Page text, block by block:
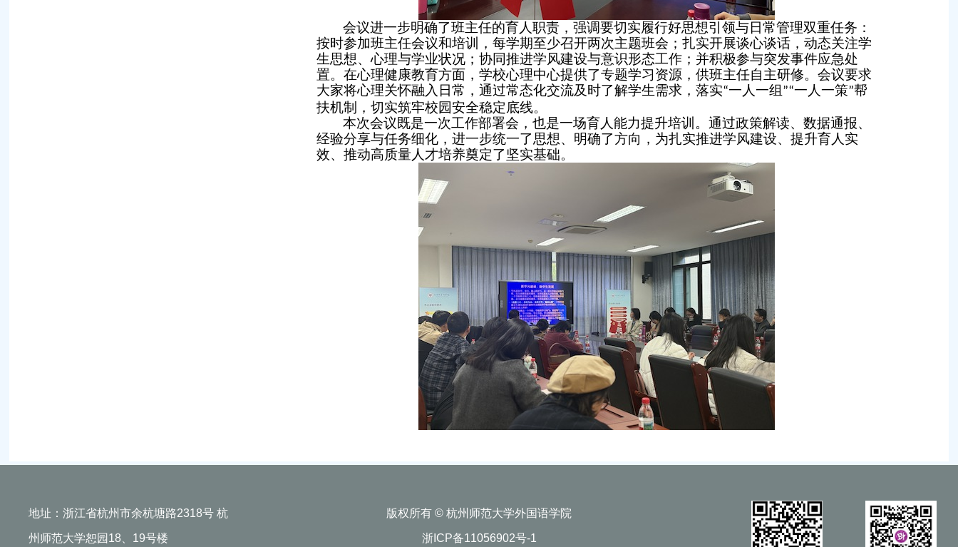
会议进一步明确了班主任的育人职责，强调要切实履行好思想引领与日常管理双重任务：
按时参加班主任会议和培训，每学期至少召开两次主题班会；扎实开展谈心谈话，动态关注学
生思想、心理与学业状况；协同推进学风建设与意识形态工作；并积极参与突发事件应急处
置。在心理健康教育方面，学校心理中心提供了专题学习资源，供班主任自主研修。会议要求
大家将心理关怀融入日常，通过常态化交流及时了解学生需求，落实“一人一组”“一人一策”帮
扶机制，切实筑牢校园安全稳定底线。
本次会议既是一次工作部署会，也是一场育人能力提升培训。通过政策解读、数据通报、
经验分享与任务细化，进一步统一了思想、明确了方向，为扎实推进学风建设、提升育人实
效、推动高质量人才培养奠定了坚实基础。
地址：浙江省杭州市余杭塘路2318号 杭
州师范大学恕园18、19号楼
版权所有 © 杭州师范大学外国语学院
浙ICP备11056902号-1